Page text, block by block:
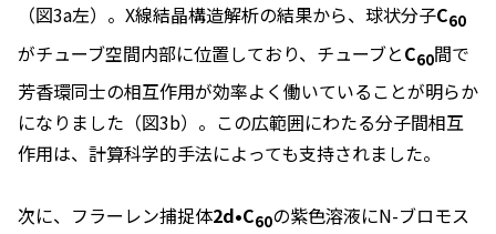
（図3a左）。X線結晶構造解析の結果から、球状分子C60
がチューブ空間内部に位置しており、チューブとC60間で
芳香環同士の相互作用が効率よく働いていることが明らか
になりました（図3b）。この広範囲にわたる分子間相互
作用は、計算科学的手法によっても支持されました。
次に、フラーレン捕捉体2d•C60の紫色溶液にN-ブロモス